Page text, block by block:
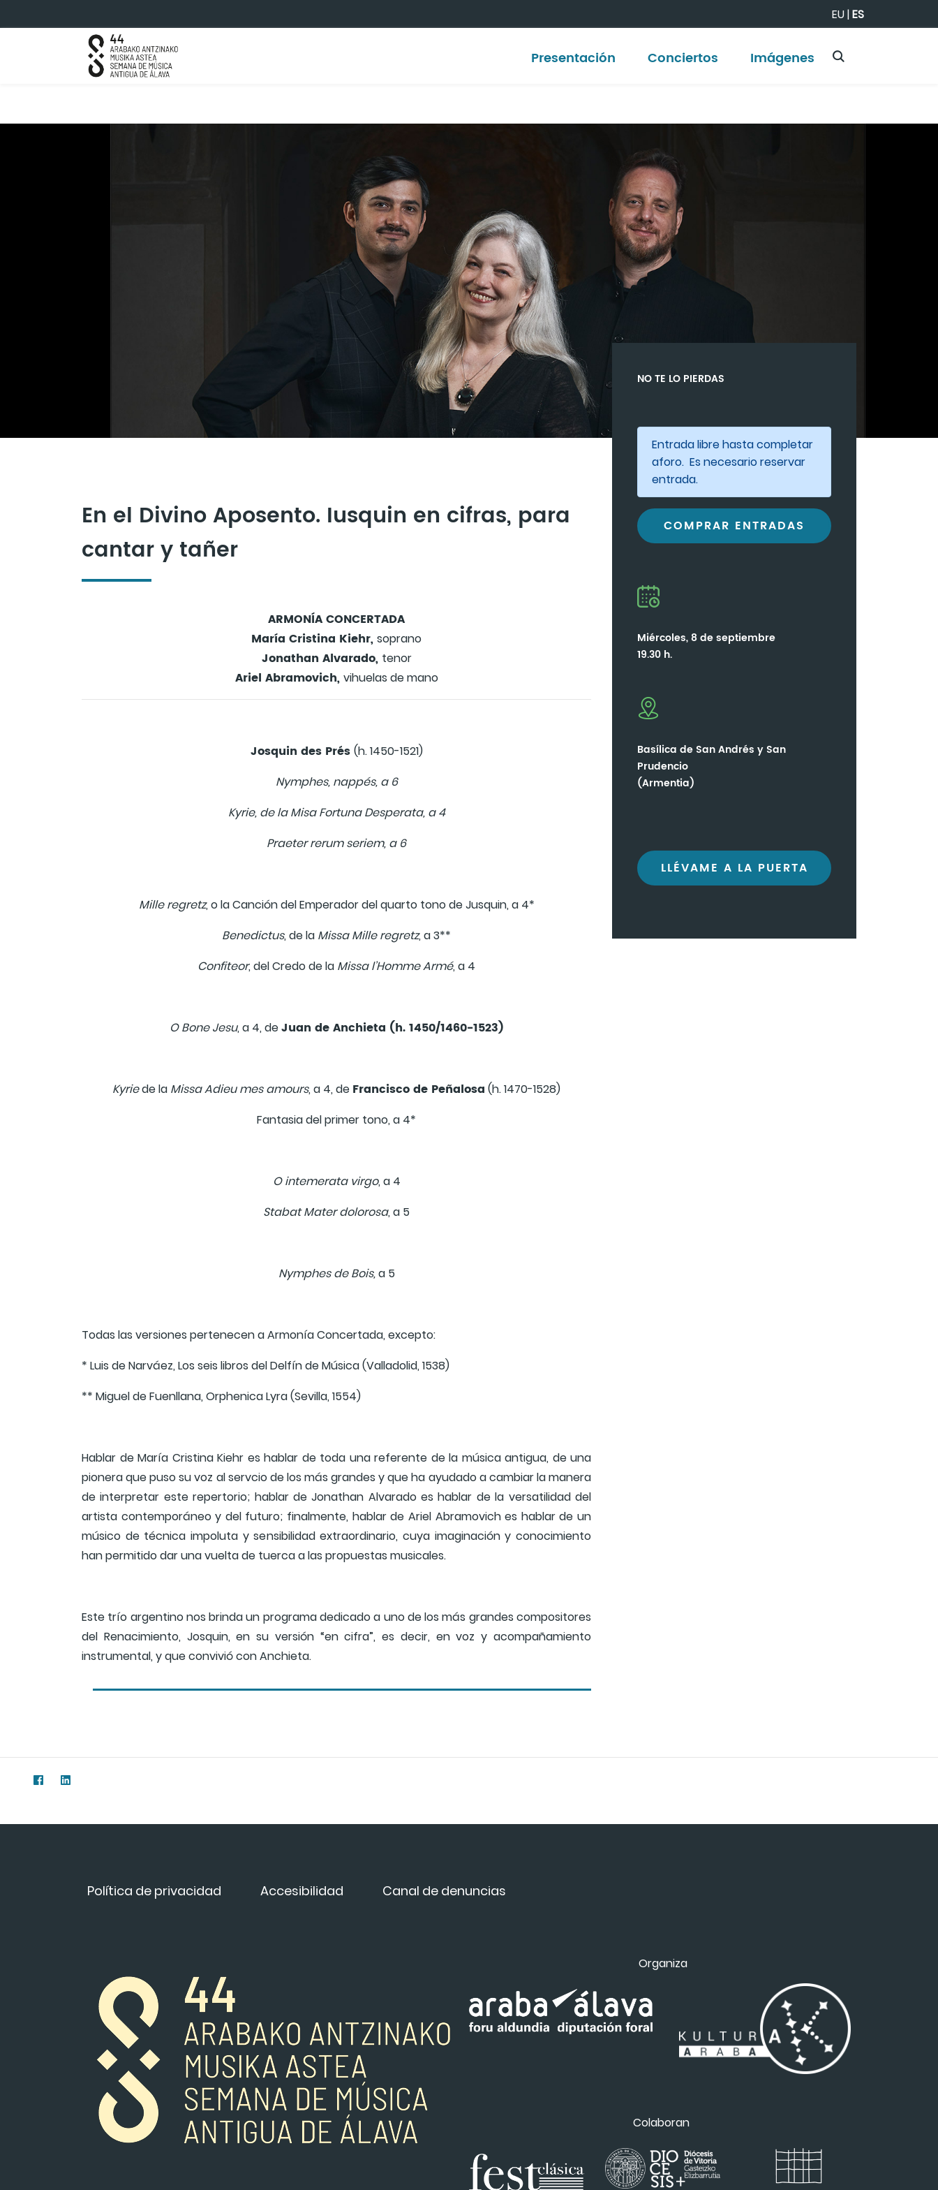
EU|ES
Presentación Conciertos Imágenes
En el Divino Aposento. Iusquin en cifras, para
cantar y tañer
ARMONÍA CONCERTADA
María Cristina Kiehr, soprano
Jonathan Alvarado, tenor
Ariel Abramovich, vihuelas de mano
Josquin des Prés (h. 1450-1521)
Nymphes, nappés, a 6
Kyrie, de la Misa Fortuna Desperata, a 4
Praeter rerum seriem, a 6
Mille regretz, o la Canción del Emperador del quarto tono de Jusquin, a 4*
Benedictus, de la Missa Mille regretz, a 3**
Confiteor, del Credo de la Missa l’Homme Armé, a 4
O Bone Jesu, a 4, deJuan de Anchieta (h. 1450/1460-1523)
Kyriede la Missa Adieu mes amours, a 4, de Francisco de Peñalosa (h. 1470-1528)
Fantasia del primer tono, a 4*
O intemerata virgo, a 4
Stabat Mater dolorosa, a 5
Nymphes de Bois,a 5
Todas las versiones pertenecen a Armonía Concertada, excepto:
* Luis de Narváez, Los seis libros del Delfín de Música (Valladolid, 1538)
** Miguel de Fuenllana, Orphenica Lyra (Sevilla, 1554)
Hablar de María Cristina Kiehr es hablar de toda una referente de la música antigua, de una
pionera que puso su voz al servcio de los más grandes y que ha ayudado a cambiar la manera
de interpretar este repertorio; hablar de Jonathan Alvarado es hablar de la versatilidad del
artista contemporáneo y del futuro; finalmente, hablar de Ariel Abramovich es hablar de un
músico de técnica impoluta y sensibilidad extraordinario, cuya imaginación y conocimiento
han permitido dar una vuelta de tuerca a las propuestas musicales.
Este trío argentino nos brinda un programa dedicado a uno de los más grandes compositores
del Renacimiento, Josquin, en su versión “en cifra”, es decir, en voz y acompañamiento
instrumental, y que convivió con Anchieta.
NO TE LO PIERDAS
Entrada libre hasta completar
aforo. Es necesario reservar
entrada.
COMPRAR ENTRADAS
Miércoles, 8 de septiembre
19.30 h.
Basílica de San Andrés y San
Prudencio
(Armentia)
LLÉVAME A LA PUERTA
Política de privacidad Accesibilidad Canal de denuncias
Organiza
Colaboran